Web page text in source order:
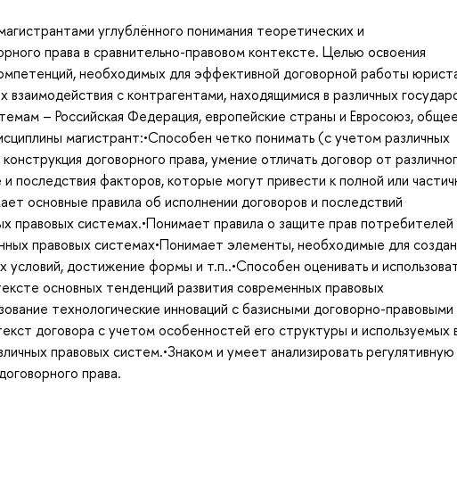
углублённого понимания теоретических и
права в сравнительно-правовом контексте. Целью освоения
необходимых для эффективной договорной работы
взаимодействия с контрагентами, находящимися в различных
– Российская Федерация, европейские страны и Евросоюз,
магистрант:•Способен четко понимать (с учетом различных
договорного права, умение отличать договор от
последствия факторов, которые могут привести к полной или
основные правила об исполнении договоров и последствий
правовых системах.•Понимает правила о защите прав потребителей
правовых системах•Понимает элементы, необходимые для
достижение формы и т.п..•Способен оценивать и
основных тенденций развития современных правовых
технологические инноваций с базисными договорно-правовыми
договора с учетом особенностей его структуры и используемых
правовых систем.•Знаком и умеет анализировать регулятивную
права.